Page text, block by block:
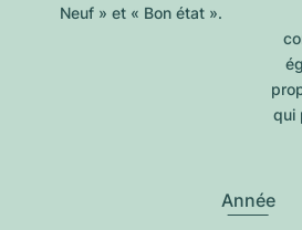
Neuf » et « Bon état ».
qui
Année